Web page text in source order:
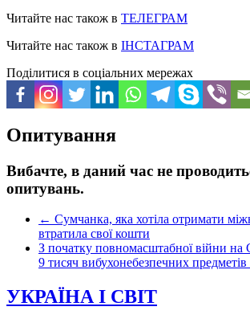
Читайте нас також в ТЕЛЕГРАМ
Читайте нас також в ІНСТАГРАМ
Поділитися в соціальних мережах
Опитування
Вибачте, в даний час не
опитувань.
← Сумчанка, яка хотіла отримати
втратила свої кошти
З початку повномасштабної війни
9 тисяч вибухонебезпечних предметів
УКРАЇНА І СВІТ